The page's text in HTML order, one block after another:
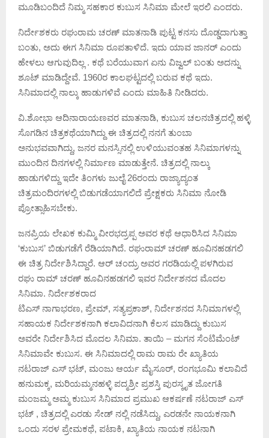
ಮೂಡಿಬಂದಿದೆ ನಿಮ್ಮ ಸಹಕಾರ ಕುಬುಸ ಸಿನಿಮಾ ಮೇಲೆ ಇರಲಿ ಎಂದರು.
ನಿರ್ದೇಶಕರು ರಘುರಾಮ ಚರಣ್ ಮಾತನಾಡಿ ಪುಟ್ಟ ಕನಸು ದೊಡ್ಡದಾಗುತ್ತಾ
ಬಂತು, ಅದು ಈಗ ಸಿನಿಮಾ ರೂಪತಾಳಿದೆ. ಇದು ಯಾವ ಜಾನರ್ ಎಂದು
ಹೇಳಲು ಆಗುವುದಿಲ್ಲ . ಕಥೆ ಬರೆಯುವಾಗ ಏನು ವಿಜ್ವಲ್ ಬಂತು ಅದನ್ನು
ಶೂಟ್ ಮಾಡಿದ್ದೇವೆ. 1960ರ ಕಾಲಘಟ್ಟದಲ್ಲಿ ಬರುವ ಕಥೆ ಇದು.
ಸಿನಿಮಾದಲ್ಲಿ ನಾಲ್ಕು ಹಾಡುಗಳಿವೆ ಎಂದು ಮಾಹಿತಿ ನೀಡಿದರು.
ವಿ.ಶೋಭಾ ಆದಿನಾರಾಯಣವರ ಮಾತನಾಡಿ, ಕುಬುಸ ಚಲನಚಿತ್ರದಲ್ಲಿ ಹಳ್ಳಿ
ಸೊಗಡಿನ ಚಿತ್ರಕಥೆಯಾಗಿದ್ದು ಈ ಚಿತ್ರದಲ್ಲಿ ನನಗೆ ತುಂಬಾ
ಅನುಭವವಾಗಿದ್ದು, ಜನರ ಮನಸ್ಸಿನಲ್ಲಿ ಉಳಿಯುವಂತಹ ಸಿನಿಮಾಗಳನ್ನು
ಮುಂದಿನ ದಿನಗಳಲ್ಲಿ ನಿರ್ಮಾಣ ಮಾಡುತ್ತೇನೆ. ಚಿತ್ರದಲ್ಲಿ ನಾಲ್ಕು
ಹಾಡುಗಳಿದ್ದು ಇದೇ ತಿಂಗಳು ಜುಲೈ 26ರಂದು ರಾಜ್ಯಾದ್ಯಂತ
ಚಿತ್ರಮಂದಿರಗಳಲ್ಲಿ ಬಿಡುಗಡೆಯಾಗಲಿದೆ ಪ್ರೇಕ್ಷಕರು ಸಿನಿಮಾ ನೋಡಿ
ಪ್ರೋತ್ಸಾಹಿಸಬೇಕು.
ಜನಪ್ರಿಯ ಲೇಖಕ ಕುಮ್ಮಿ ವೀರಭದ್ರಪ್ಪ ಅವರ ಕಥೆ ಆಧಾರಿಸಿದ ಸಿನಿಮಾ
‘ಕುಬುಸ’ ಬಿಡುಗಡೆಗೆ ರೆಡಿಯಾಗಿದೆ. ರಘುರಾಮ್ ಚರಣ್ ಹೂವಿನಹಡಗಲಿ
ಈ ಚಿತ್ರ ನಿರ್ದೇಶಿಸಿದ್ದಾರೆ. ಆರ್ ಚಂದ್ರು ಅವರ ಗರಡಿಯಲ್ಲಿ ಪಳಗಿರುವ
ರಘು ರಾಮ್ ಚರಣ್ ಹೂವಿನಹಡಗಲಿ ಇವರ ನಿರ್ದೇಶನದ ಮೊದಲ
ಸಿನಿಮಾ. ನಿರ್ದೇಶಕರಾದ
ಟಿಎಸ್ ನಾಗಾಭರಣ, ಪ್ರೇಮ್, ಸತ್ಯಪ್ರಕಾಶ್, ನಿರ್ದೇಶನದ ಸಿನಿಮಾಗಳಲ್ಲಿ
ಸಹಾಯಕ ನಿರ್ದೇಶಕನಾಗಿ ಕಲಾವಿದನಾಗಿ ಕೆಲಸ ಮಾಡಿದ್ದು ಕುಬುಸ
ಅವರೇ ನಿರ್ದೇಶಿಸಿದ ಮೊದಲ ಸಿನಿಮಾ. ತಾಯಿ – ಮಗನ ಸೆಂಟಿಮೆಂಟ್
ಸಿನಿಮಾವೇ ಕುಬುಸ. ಈ ಸಿನಿಮಾದಲ್ಲಿ ರಾಮ ರಾಮ ರೇ ಖ್ಯಾತಿಯ
ನಟರಾಜ್ ಎಸ್ ಭಟ್, ಮಂಜು ಆರ್ಯ ಮೈಸೂರ್, ರಂಗಭೂಮಿ ಕಲಾವಿದೆ
ಹನುಮಕ್ಕ, ಮರಿಯಮ್ಮನಹಳ್ಳಿ ಪದ್ಮಶ್ರೀ ಪ್ರಶಸ್ತಿ ಪುರಸ್ಕೃತ ಜೋಗತಿ
ಮಂಜಮ್ಮ ಅಮ್ಮ ಕುಬುಸ ಸಿನಿಮಾದ ಪ್ರಮುಖ ಆಕರ್ಷಣೆ ನಟರಾಜ್ ಎಸ್
ಭಟ್ , ಚಿತ್ರದಲ್ಲಿ ಎರಡು ಸೇಡ್ ನಲ್ಲಿ ನಡೆಸಿದ್ದು, ಎರಡನೇ ನಾಯಕನಾಗಿ
ಒಂದು ಸರಳ ಪ್ರೇಮಕಥೆ, ಪಟಾಕಿ, ಖ್ಯಾತಿಯ ನಾಯಕ ನಟನಾಗಿ